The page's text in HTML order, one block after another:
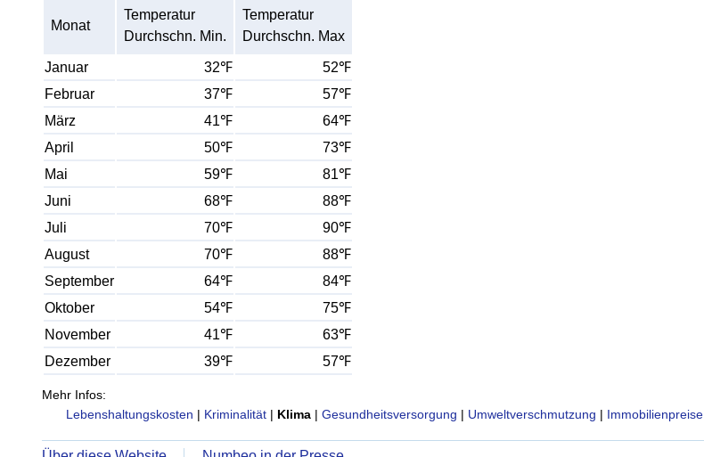
Monat
Temperatur
Durchschn. Min.
Temperatur
Durchschn. Max
Januar 32℉
52℉
Februar
37℉
57℉
März
41℉
64℉
April
50℉
73℉
Mai
59℉
81℉
Juni
68℉
88℉
Juli
70℉
90℉
August
70℉
88℉
September
64℉
84℉
Oktober
54℉
75℉
November
41℉
63℉
Dezember
39℉ 57℉
Mehr Infos:
Lebenshaltungskosten | Kriminalität | Klima | Gesundheitsversorgung | Umweltverschmutzung | Immobilienpreise